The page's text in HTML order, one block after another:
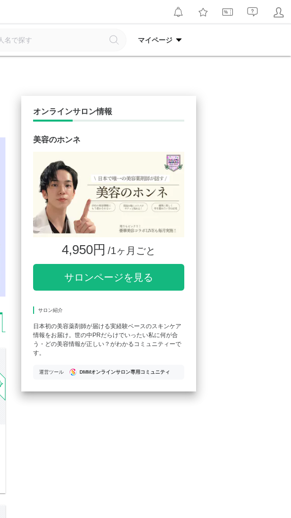
マイページ
オンラインサロン情報
美容のホンネ
4,950円 /1ヶ月ごと
サロンページを見る
サロン紹介
日本初の美容薬剤師が届ける実経験ベースのスキンケア
情報をお届け。世の中PRだらけでいったい私に何が合
う・どの美容情報が正しい？がわかるコミュニティーで
す。
運営ツール DMMオンラインサロン専用コミュニティ